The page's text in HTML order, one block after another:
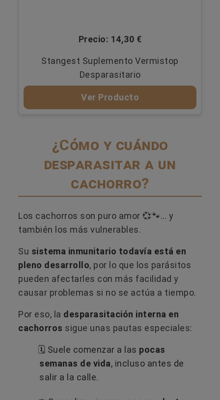
Precio: 14,30 €
Stangest Suplemento Vermistop
Desparasitario
Ver Producto
¿Cómo y cuándo
desparasitar a un
cachorro?
Los cachorros son puro amor 💞🐾… y
también los más vulnerables.
Su sistema inmunitario todavía está en
pleno desarrollo, por lo que los parásitos
pueden afectarles con más facilidad y
causar problemas si no se actúa a tiempo.
Por eso, la desparasitación interna en
cachorros sigue unas pautas especiales:
🗓️ Suele comenzar a las pocas
semanas de vida, incluso antes de
salir a la calle.